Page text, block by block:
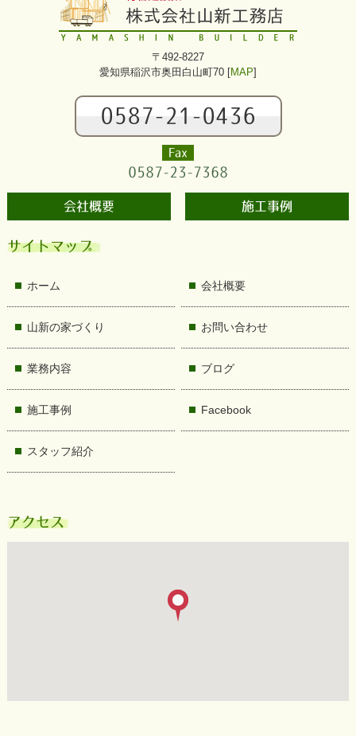
〒492-8227
愛知県稲沢市奥田白山町70 [MAP]
0587-21-0436
Fax
0587-23-7368
会社概要 施工事例
サイトマップ
ホーム
山新の家づくり
業務内容
施工事例
スタッフ紹介
会社概要
お問い合わせ
ブログ
Facebook
アクセス